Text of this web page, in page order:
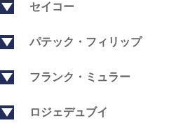
セイコー
パテック・フィリップ
フランク・ミュラー
ロジェデュブイ